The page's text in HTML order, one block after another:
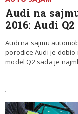
Audi na
2016: Audi
Audi na sajmu
porodice Audi je dobio
model Q2 sada je